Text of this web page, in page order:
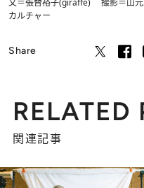
カルチャー
Share
RELATED
関連記事